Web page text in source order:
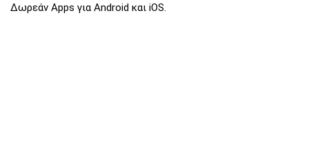
Δωρεάν Apps για Android και iOS.